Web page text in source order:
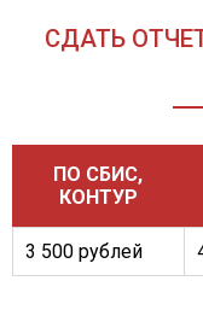
СДАТЬ
ПО СБИС,
КОНТУР
3 500 рублей